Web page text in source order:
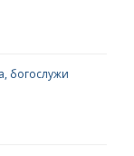
богослужи